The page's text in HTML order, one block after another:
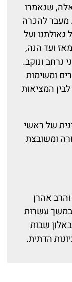
שנאמרו
מעבר להכרה
ועל
ועד הנה,
נרחב ונוקב.
ומשימות
המציאות
של ראשי
ומשובצת
עמיטל זצ"ל (2010–1924) והרב אהרן
עמדו במשך עשרות
שבות
הדתית.